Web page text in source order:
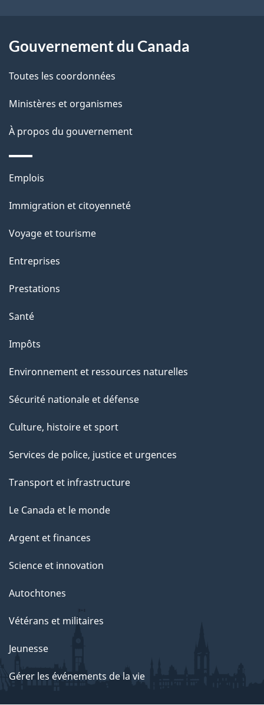
l
p
a
g
e
Gouvernement du Canada
Toutes les coordonnées
Ministères et organismes
À propos du gouvernement
Thèmes
sujets
Emplois
Immigration et citoyenneté
Voyage et tourisme
Entreprises
Prestations
Santé
Impôts
Environnement et ressources naturelles
Sécurité nationale et défense
Culture, histoire et sport
Services de police, justice et urgences
Transport et infrastructure
Le Canada et le monde
Argent et finances
Science et innovation
Autochtones
Vétérans et militaires
Jeunesse
Gérer les événements de la vie